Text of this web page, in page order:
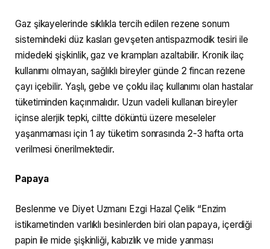
Gaz şikayelerinde sıklıkla tercih edilen rezene sonum
sistemindeki düz kasları gevşeten antispazmodik tesiri ile
midedeki şişkinlik, gaz ve krampları azaltabilir. Kronik ilaç
kullanımı olmayan, sağlıklı bireyler günde 2 fincan rezene
çayı içebilir. Yaşlı, gebe ve çoklu ilaç kullanımı olan hastalar
tüketiminden kaçınmalıdır. Uzun vadeli kullanan bireyler
içinse alerjik tepki, ciltte döküntü üzere meseleler
yaşanmaması için 1 ay tüketim sonrasında 2-3 hafta orta
verilmesi önerilmektedir.
Papaya
Beslenme ve Diyet Uzmanı Ezgi Hazal Çelik “Enzim
istikametinden varlıklı besinlerden biri olan papaya, içerdiği
papin ile mide şişkinliği, kabızlık ve mide yanması